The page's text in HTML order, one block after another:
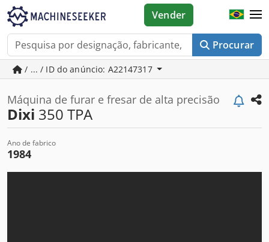
Procurar
Vender
/ ... / ID do anúncio: A22147317
Máquina de furar e fresar de alta precisão
Dixi 350 TPA
Ano de fabrico
1984